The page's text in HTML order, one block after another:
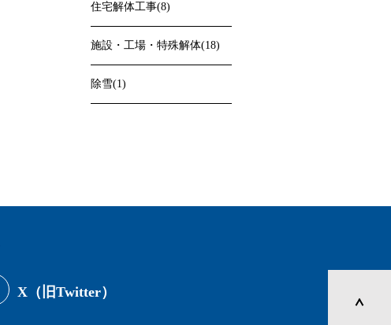
住宅解体工事(8)
施設・工場・特殊解体(18)
除雪(1)
X（旧Twitter）